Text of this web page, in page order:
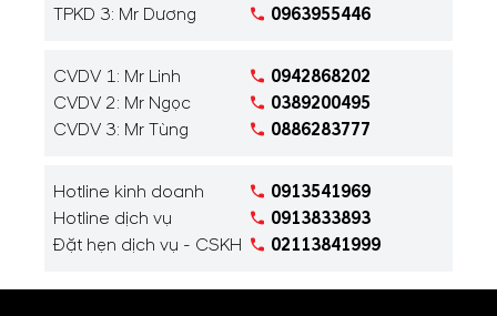
TPKD 3: Mr Dương
0963955446
CVDV 1: Mr Linh
CVDV 2: Mr Ngọc
CVDV 3: Mr Tùng
0942868202
0389200495
0886283777
Hotline kinh doanh
Hotline dịch vụ
Đặt hẹn dịch vụ - CSKH
0913541969
0913833893
02113841999